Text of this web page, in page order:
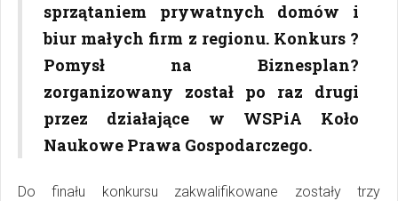
sprzątaniem prywatnych domów i
biur małych firm z regionu. Konkurs ?
Pomysł na Biznesplan?
zorganizowany został po raz drugi
przez działające w WSPiA Koło
Naukowe Prawa Gospodarczego.
Do finału konkursu zakwalifikowane zostały trzy